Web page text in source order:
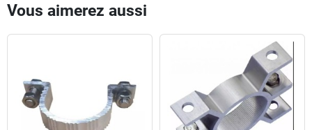
Vous aimerez aussi